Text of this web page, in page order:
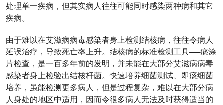
处理单一疾病，但其实病人往往可能同时感染两种病和其它
疾病。
由于难以在艾滋病病毒感染者身上检测结核病，往往令病人
延误治疗，导致死亡率上升。结核病的标准检测工具──痰涂
片检查，是一百多年前的发明，并未能在大部分艾滋病病毒
感染者身上检验出结核杆菌。快速培养细菌测试、即痰细菌
培养，虽能检测更多病人，但是过程复杂，难以在大部分病
人身处的地区中适用，因而令很多病人无法及时获得适当的